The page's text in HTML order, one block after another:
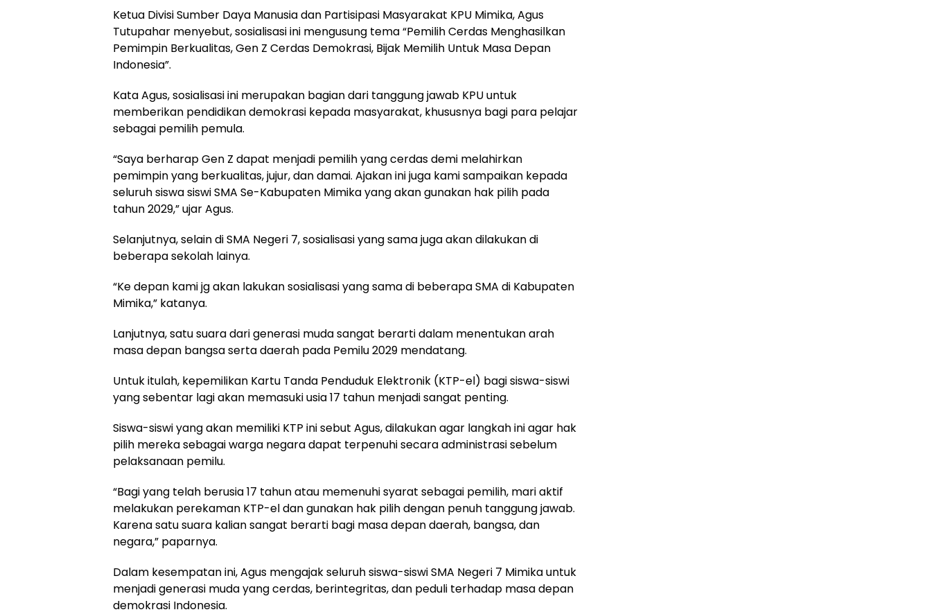
Ketua Divisi Sumber Daya Manusia dan Partisipasi Masyarakat KPU Mimika, Agus
Tutupahar menyebut, sosialisasi ini mengusung tema “Pemilih Cerdas Menghasilkan
Pemimpin Berkualitas, Gen Z Cerdas Demokrasi, Bijak Memilih Untuk Masa Depan
Indonesia”.
Kata Agus, sosialisasi ini merupakan bagian dari tanggung jawab KPU untuk
memberikan pendidikan demokrasi kepada masyarakat, khususnya bagi para pelajar
sebagai pemilih pemula.
“Saya berharap Gen Z dapat menjadi pemilih yang cerdas demi melahirkan
pemimpin yang berkualitas, jujur, dan damai. Ajakan ini juga kami sampaikan kepada
seluruh siswa siswi SMA Se-Kabupaten Mimika yang akan gunakan hak pilih pada
tahun 2029,” ujar Agus.
Selanjutnya, selain di SMA Negeri 7, sosialisasi yang sama juga akan dilakukan di
beberapa sekolah lainya.
“Ke depan kami jg akan lakukan sosialisasi yang sama di beberapa SMA di Kabupaten
Mimika,” katanya.
Lanjutnya, satu suara dari generasi muda sangat berarti dalam menentukan arah
masa depan bangsa serta daerah pada Pemilu 2029 mendatang.
Untuk itulah, kepemilikan Kartu Tanda Penduduk Elektronik (KTP-el) bagi siswa-siswi
yang sebentar lagi akan memasuki usia 17 tahun menjadi sangat penting.
Siswa-siswi yang akan memiliki KTP ini sebut Agus, dilakukan agar langkah ini agar hak
pilih mereka sebagai warga negara dapat terpenuhi secara administrasi sebelum
pelaksanaan pemilu.
“Bagi yang telah berusia 17 tahun atau memenuhi syarat sebagai pemilih, mari aktif
melakukan perekaman KTP-el dan gunakan hak pilih dengan penuh tanggung jawab.
Karena satu suara kalian sangat berarti bagi masa depan daerah, bangsa, dan
negara,” paparnya.
Dalam kesempatan ini, Agus mengajak seluruh siswa-siswi SMA Negeri 7 Mimika untuk
menjadi generasi muda yang cerdas, berintegritas, dan peduli terhadap masa depan
demokrasi Indonesia.